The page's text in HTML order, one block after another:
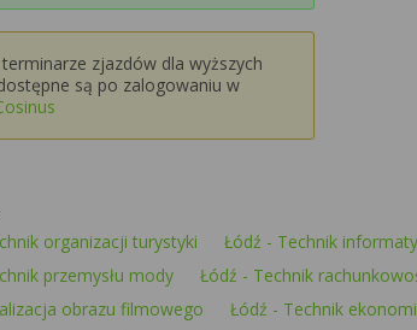
terminarze zjazdów dla wyższych
są po zalogowaniu w
organizacji turystyki
Łódź - Technik
przemysłu mody
Łódź - Technik
obrazu filmowego
Łódź - Technik